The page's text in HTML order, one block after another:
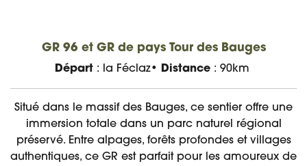
GR 96 et GR de pays Tour des Bauges
Départ: la Féclaz• Distance: 90km
Situé dans le massif des Bauges, ce sentier offre une
immersion totale dans un parc naturel régional
préservé. Entre alpages, forêts profondes et villages
authentiques, ce GR est parfait pour les amoureux de